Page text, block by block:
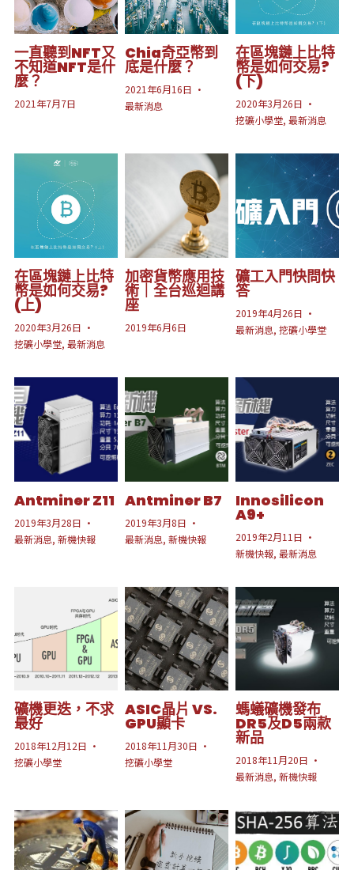
一直聽到NFT又
不知道NFT是什
麼？
2021年7月7日
Chia奇亞幣到
底是什麼？
2021年6月16日 ·
最新消息
在區塊鏈上比特
幣是如何交易?
(下)
2020年3月26日 ·
挖礦小學堂, 最新消息
在區塊鏈上比特
幣是如何交易?
(上)
2020年3月26日 ·
挖礦小學堂, 最新消息
加密貨幣應用技
術｜全台巡迴講
座
2019年6月6日
礦工入門快問快
答
2019年4月26日 ·
最新消息, 挖礦小學堂
Antminer Z11
2019年3月28日 ·
最新消息, 新機快報
Antminer B7
2019年3月8日 ·
最新消息, 新機快報
Innosilicon
A9+
2019年2月11日 ·
新機快報, 最新消息
礦機更迭，不求
最好
2018年12月12日 ·
挖礦小學堂
ASIC晶片 VS.
GPU顯卡
2018年11月30日 ·
挖礦小學堂
螞蟻礦機發布
DR5及D5兩款
新品
2018年11月20日 ·
最新消息, 新機快報